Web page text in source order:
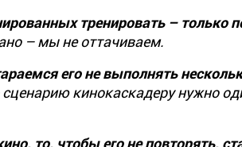
тренировать – только
– мы не оттачиваем.
его не выполнять
кинокаскадеру нужно
то, чтобы его не повторять,